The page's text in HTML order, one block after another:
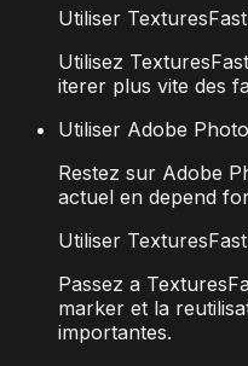
Utiliser TexturesFast
Utilisez
iterer plus vite des
Utiliser Adobe
Restez sur Adobe
actuel en depend
Utiliser TexturesFast
Passez a
marker et la
importantes.